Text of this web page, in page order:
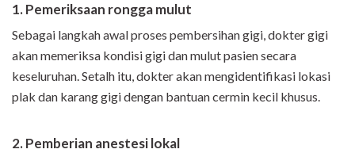
1. Pemeriksaan rongga mulut
Sebagai langkah awal proses pembersihan gigi, dokter gigi
akan memeriksa kondisi gigi dan mulut pasien secara
keseluruhan. Setalh itu, dokter akan mengidentifikasi lokasi
plak dan karang gigi dengan bantuan cermin kecil khusus.
2. Pemberian anestesi lokal